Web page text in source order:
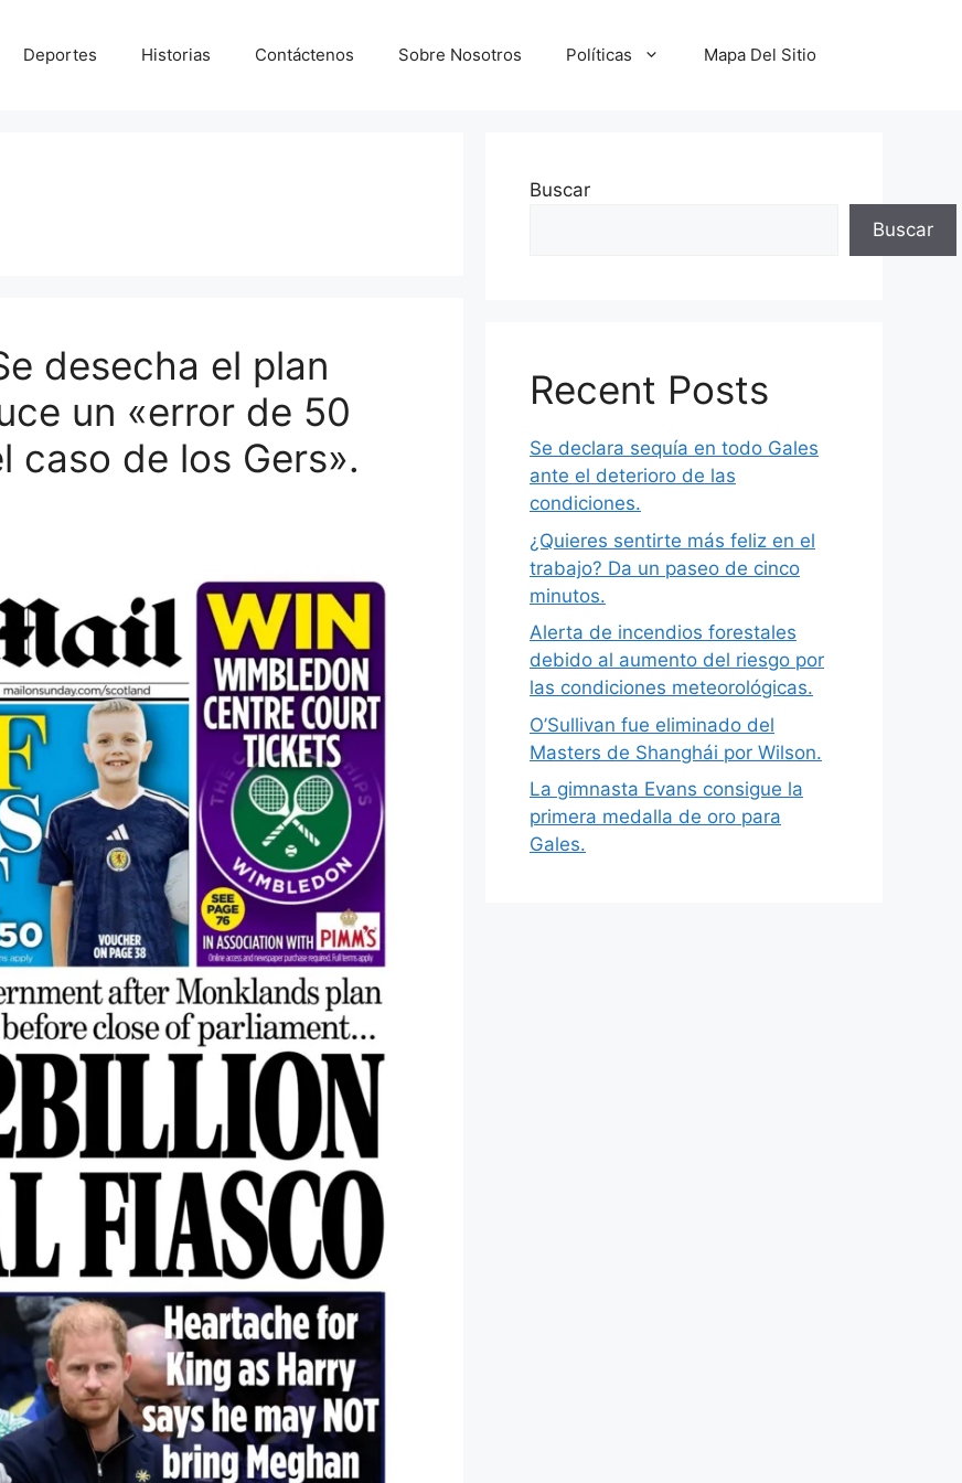
Deportes Historias Contáctenos Sobre Nosotros Políticas Mapa Del Sitio
desecha el plan
un «error de 50
caso de los Gers».
Buscar
Buscar
Recent Posts
Se declara sequía en todo Gales
ante el deterioro de las
condiciones.
¿Quieres sentirte más feliz en el
trabajo? Da un paseo de cinco
minutos.
Alerta de incendios forestales
debido al aumento del riesgo por
las condiciones meteorológicas.
O’Sullivan fue eliminado del
Masters de Shanghái por Wilson.
La gimnasta Evans consigue la
primera medalla de oro para
Gales.